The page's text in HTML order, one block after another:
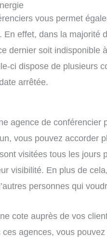
vous permet
effet, dans la majorité
dernier soit
ci dispose de plusieurs
arrêtée.
agence de conférencier
vous pouvez accorder
visitées tous les
visibilité. En plus de
personnes qui
cote auprès de vos
agences, vous